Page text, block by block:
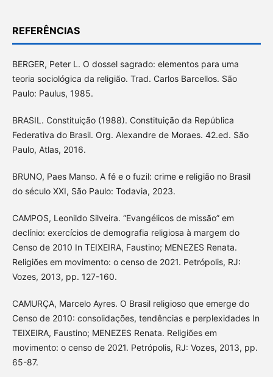
REFERÊNCIAS
BERGER, Peter L. O dossel sagrado: elementos para uma
teoria sociológica da religião. Trad. Carlos Barcellos. São
Paulo: Paulus, 1985.
BRASIL. Constituição (1988). Constituição da República
Federativa do Brasil. Org. Alexandre de Moraes. 42.ed. São
Paulo, Atlas, 2016.
BRUNO, Paes Manso. A fé e o fuzil: crime e religião no Brasil
do século XXI, São Paulo: Todavia, 2023.
CAMPOS, Leonildo Silveira. “Evangélicos de missão” em
declínio: exercícios de demografia religiosa à margem do
Censo de 2010 In TEIXEIRA, Faustino; MENEZES Renata.
Religiões em movimento: o censo de 2021. Petrópolis, RJ:
Vozes, 2013, pp. 127-160.
CAMURÇA, Marcelo Ayres. O Brasil religioso que emerge do
Censo de 2010: consolidações, tendências e perplexidades In
TEIXEIRA, Faustino; MENEZES Renata. Religiões em
movimento: o censo de 2021. Petrópolis, RJ: Vozes, 2013, pp.
65-87.